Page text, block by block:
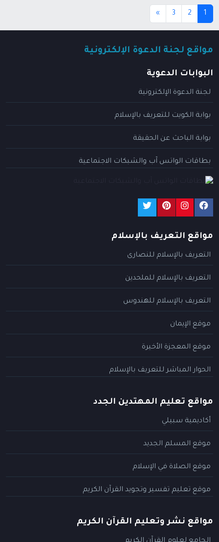
1
(current)
2
3
»
مواقع لجنة الدعوة الإلكترونية
البوابات الدعوية
لجنة الدعوة الإلكترونية
بوابة الكويت للتعريف بالإسلام
بوابة الباحث عن الحقيقة
بطاقات الواتس آب والشبكات الاجتماعية
مواقع التعريف بالإسلام
التعريف بالإسلام للنصارى
التعريف بالإسلام للملحدين
التعريف بالإسلام للهندوس
موقع الإيمان
موقع المعجزة الأخيرة
الحوار المباشر للتعريف بالإسلام
مواقع تعليم المهتدين الجدد
أكاديمية سبيلي
موقع المسلم الجديد
موقع الصلاة في الإسلام
موقع تعليم تفسير وتجويد القرآن الكريم
مواقع نشر وتعليم القرآن الكريم